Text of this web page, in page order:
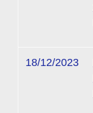
18/12/2023